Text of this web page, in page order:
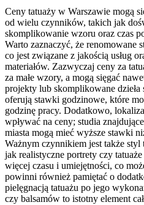
Ceny tatuaży w Warszawie mogą
od wielu czynników, takich jak
skomplikowanie wzoru oraz czas
Warto zaznaczyć, że renomowane
co jest związane z jakością usług
materiałów. Zazwyczaj ceny za
za małe wzory, a mogą sięgać
projekty lub skomplikowane dzieła
oferują stawki godzinowe, które
godzinę pracy. Dodatkowo,
wpływać na ceny; studia
miasta mogą mieć wyższe stawki
Ważnym czynnikiem jest także
jak realistyczne portrety czy
więcej czasu i umiejętności, co
powinni również pamiętać o
pielęgnacją tatuażu po jego
czy balsamów to istotny element